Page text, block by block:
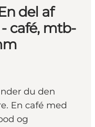
del af
café, mtb-
du den
En café med
og